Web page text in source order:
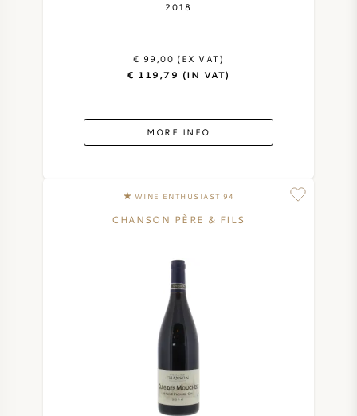
2018
€ 99,00 (EX VAT)
€ 119,79 (IN VAT)
MORE INFO
WINE ENTHUSIAST 94
CHANSON PÈRE & FILS